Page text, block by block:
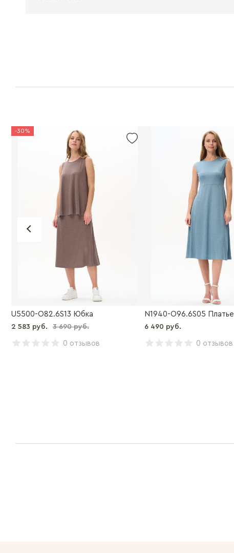
-30%
U5500-O82.6S13 Юбка
2 583 руб. 3 690 руб.
0 отзывов
N1940-O96.6S05 Платье
6 490 руб.
0 отзывов